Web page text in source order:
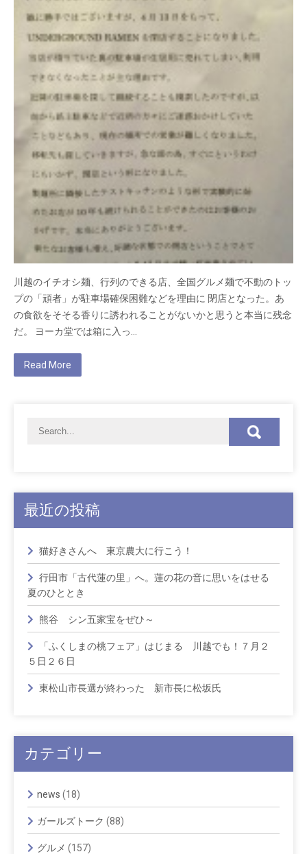
川越のイチオシ麺、行列のできる店、全国グルメ麺で不動のトッ
プの「頑者」が駐車場確保困難などを理由に 閉店となった。あ
の食欲をそそる香りに誘われることがないかと思うと本当に残念
だ。 ヨーカ堂では箱に入っ…
Read More
最近の投稿
猫好きさんへ 東京農大に行こう！
行田市「古代蓮の里」へ。蓮の花の音に思いをはせる
夏のひととき
熊谷 シン五家宝をぜひ～
「ふくしまの桃フェア」はじまる 川越でも！７月２
５日２６日
東松山市長選が終わった 新市長に松坂氏
カテゴリー
news (18)
ガールズトーク (88)
グルメ (157)